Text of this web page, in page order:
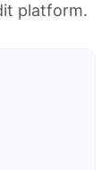
platform.